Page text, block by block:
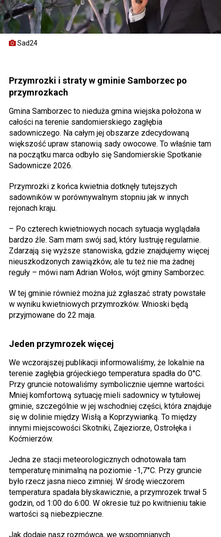
Sad24
Przymrozki i straty w gminie Samborzec po
przymrozkach
Gmina Samborzec to nieduża gmina wiejska położona w
całości na terenie sandomierskiego zagłębia
sadowniczego. Na całym jej obszarze zdecydowaną
większość upraw stanowią sady owocowe. To właśnie tam
na początku marca odbyło się Sandomierskie Spotkanie
Sadownicze 2026.
Przymrozki z końca kwietnia dotknęły tutejszych
sadowników w porównywalnym stopniu jak w innych
rejonach kraju.
– Po czterech kwietniowych nocach sytuacja wyglądała
bardzo źle. Sam mam swój sad, który lustruję regularnie.
Zdarzają się wyższe stanowiska, gdzie znajdujemy więcej
nieuszkodzonych zawiązków, ale tu też nie ma żadnej
reguły – mówi nam Adrian Wołos, wójt gminy Samborzec.
W tej gminie również można już zgłaszać straty powstałe
w wyniku kwietniowych przymrozków. Wnioski będą
przyjmowane do 22 maja.
Jeden przymrozek więcej
We wczorajszej publikacji informowaliśmy, że lokalnie na
terenie zagłębia grójeckiego temperatura spadła do 0°C.
Przy gruncie notowaliśmy symbolicznie ujemne wartości.
Mniej komfortową sytuację mieli sadownicy w tytułowej
gminie, szczególnie w jej wschodniej części, która znajduje
się w dolinie między Wisłą a Koprzywianką. To między
innymi miejscowości Skotniki, Zajeziorze, Ostrołęka i
Koćmierzów.
Jedna ze stacji meteorologicznych odnotowała tam
temperaturę minimalną na poziomie -1,7°C. Przy gruncie
było rzecz jasna nieco zimniej. W środę wieczorem
temperatura spadała błyskawicznie, a przymrozek trwał 5
godzin, od 1:00 do 6:00. W okresie tuż po kwitnieniu takie
wartości są niebezpieczne.
Jak dodaje nasz rozmówca, we wspomnianych